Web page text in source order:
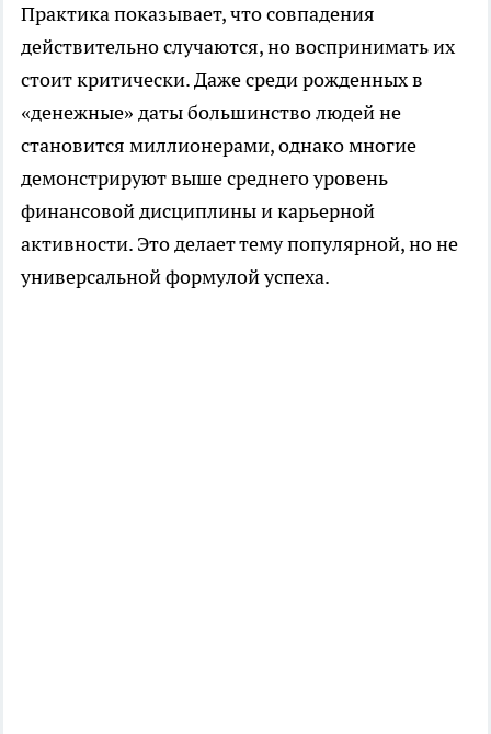
Практика показывает, что совпадения
действительно случаются, но воспринимать их
стоит критически. Даже среди рожденных в
«денежные» даты большинство людей не
становится миллионерами, однако многие
демонстрируют выше среднего уровень
финансовой дисциплины и карьерной
активности. Это делает тему популярной, но не
универсальной формулой успеха.